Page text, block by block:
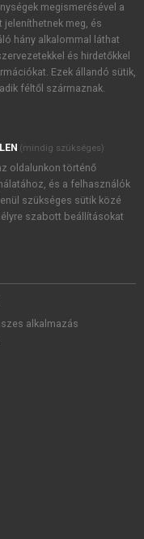
akcióiról.
újdonságairól,
tudomásul
a szotar.netés a
foglaltakat
megismerésével a
jeleníthetnek meg, és
hány alkalommal láthat
és hirdetőkkel
Ezek állandó sütik,
féltől származnak.
(mindig szükséges)
oldalunkon történő
és a felhasználók
szükséges sütik közé
szabott beállításokat
alkalmazás